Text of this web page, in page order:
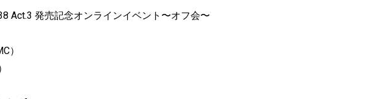
Act.3 発売記念オンラインイベント〜オフ会〜
）